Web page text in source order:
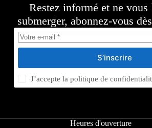
Restez informé et ne vous
submerger, abonnez-vous
S’inscrire
J’accepte lapolitique de
Heures d'ouverture